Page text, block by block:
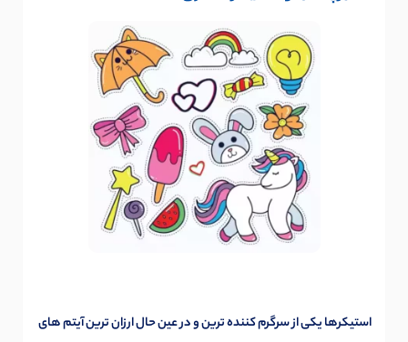
استیکرها یکی از سرگرم کننده ترین و در عین حال ارزان ترین آیتم های